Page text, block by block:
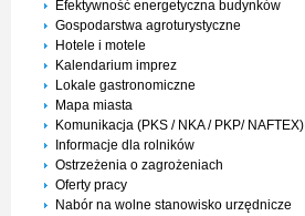
Efektywność energetyczna budynków
Gospodarstwa agroturystyczne
Hotele i motele
Kalendarium imprez
Lokale gastronomiczne
Mapa miasta
Komunikacja (PKS / NKA / PKP/ NAFTEX)
Informacje dla rolników
Ostrzeżenia o zagrożeniach
Oferty pracy
Nabór na wolne stanowisko urzędnicze